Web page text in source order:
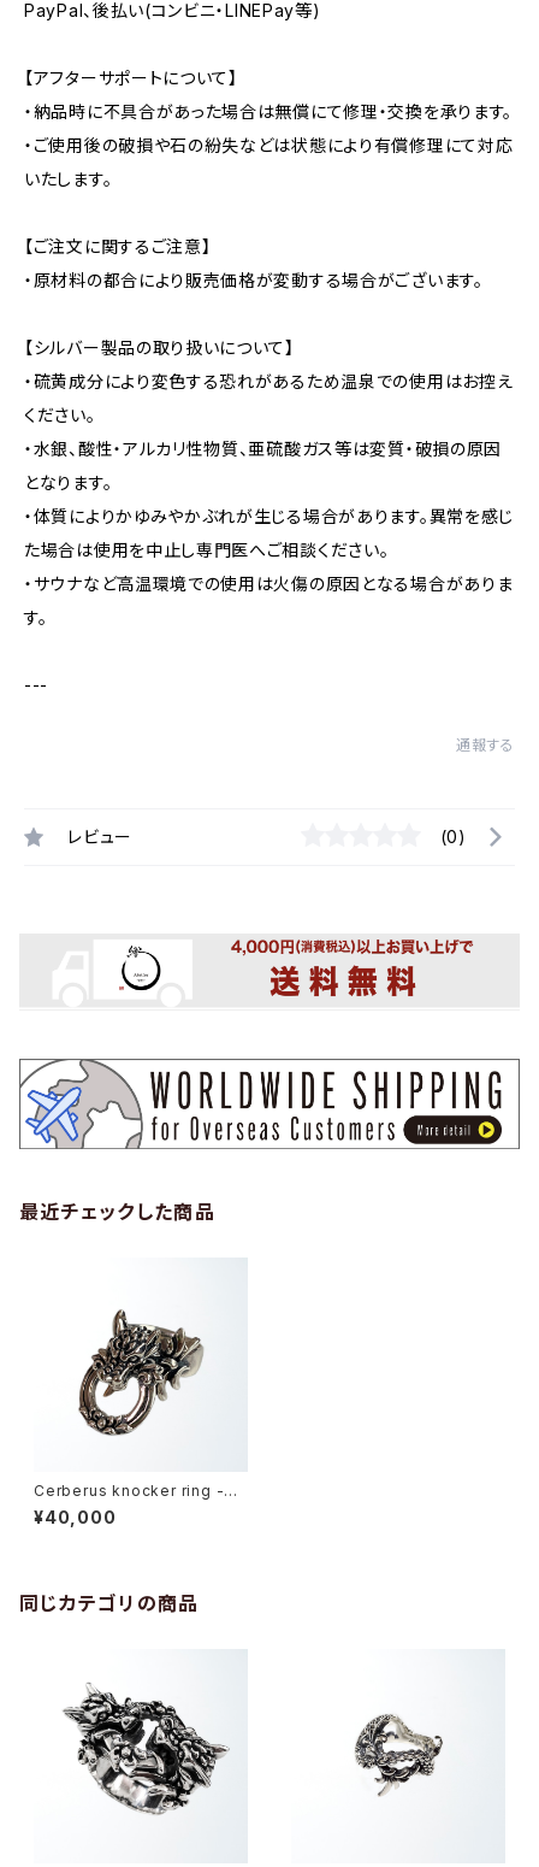
PayPal、後払い(コンビニ・LINEPay等)
【アフターサポートについて】
・納品時に不具合があった場合は無償にて修理・交換を承ります。
・ご使用後の破損や石の紛失などは状態により有償修理にて対応
いたします。
【ご注文に関するご注意】
・原材料の都合により販売価格が変動する場合がございます。
【シルバー製品の取り扱いについて】
・硫黄成分により変色する恐れがあるため温泉での使用はお控え
ください。
・水銀、酸性・アルカリ性物質、亜硫酸ガス等は変質・破損の原因
となります。
・体質によりかゆみやかぶれが生じる場合があります。異常を感じ
た場合は使用を中止し専門医へご相談ください。
・サウナなど高温環境での使用は火傷の原因となる場合がありま
す。
---
通報する
レビュー (0)
最近チェックした商品
Cerberus knocker ring -ケ
ルベロスノッカーリング-
¥40,000
同じカテゴリの商品